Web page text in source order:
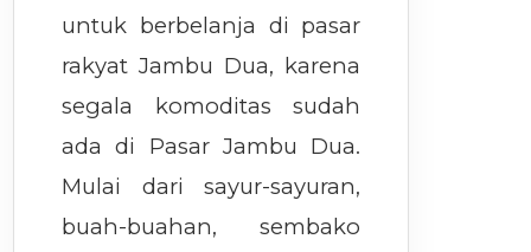
untuk berbelanja di pasar
rakyat Jambu Dua, karena
segala komoditas sudah
ada di Pasar Jambu Dua.
Mulai dari sayur-sayuran,
buah-buahan, sembako